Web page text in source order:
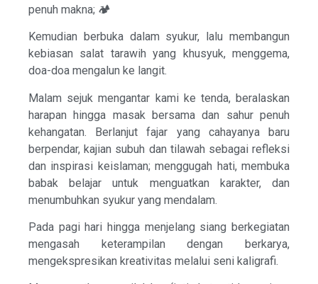
penuh makna; 🏕️
Kemudian berbuka dalam syukur, lalu membangun
kebiasan salat tarawih yang khusyuk, menggema,
doa-doa mengalun ke langit.
Malam sejuk mengantar kami ke tenda, beralaskan
harapan hingga masak bersama dan sahur penuh
kehangatan. Berlanjut fajar yang cahayanya baru
berpendar, kajian subuh dan tilawah sebagai refleksi
dan inspirasi keislaman; menggugah hati, membuka
babak belajar untuk menguatkan karakter, dan
menumbuhkan syukur yang mendalam.
Pada pagi hari hingga menjelang siang berkegiatan
mengasah keterampilan dengan berkarya,
mengekspresikan kreativitas melalui seni kaligrafi.